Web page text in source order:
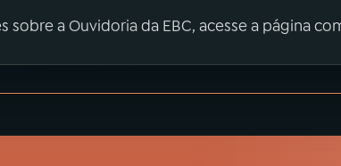
sobre a Ouvidoria da EBC, acesse a página